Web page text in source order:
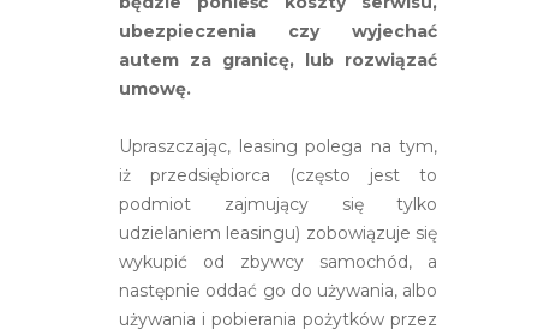
ubezpieczenia czy wyjechać
autem za granicę, lub rozwiązać
umowę.
Upraszczając, leasing polega na tym,
iż przedsiębiorca (często jest to
podmiot zajmujący się tylko
udzielaniem leasingu) zobowiązuje się
wykupić od zbywcy samochód, a
następnie oddać go do używania, albo
używania i pobierania pożytków przez